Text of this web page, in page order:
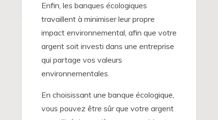
Enfin, les banques écologiques
travaillent à minimiser leur propre
impact environnemental, afin que votre
argent soit investi dans une entreprise
qui partage vos valeurs
environnementales.
En choisissant une banque écologique,
vous pouvez être sûr que votre argent